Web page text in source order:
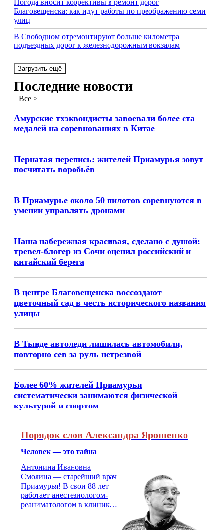
Погода вносит коррективы в ремонт дорог
Благовещенска: как идут работы по преображению семи
улиц
В Свободном отремонтируют больше километра
подъездных дорог к железнодорожным вокзалам
Загрузить ещё
Последние новости
Все >
Амурские тхэквондисты завоевали более ста
медалей на соревнованиях в Китае
Пернатая перепись: жителей Приамурья зовут
посчитать воробьёв
В Приамурье около 50 пилотов соревнуются в
умении управлять дронами
Наша набережная красивая, сделано с душой:
тревел-блогер из Сочи оценил российский и
китайский берега
В центре Благовещенска воссоздают
цветочный сад в честь исторического названия
улицы
В Тынде автоледи лишилась автомобиля,
повторно сев за руль нетрезвой
Более 60% жителей Приамурья
систематически занимаются физической
культурой и спортом
Порядок слов Александра Ярошенко
Человек — это тайна
Антонина Ивановна
Смолина — старейший врач
Приамурья! В свои 88 лет
работает анестезиологом-
реаниматологом в клинике